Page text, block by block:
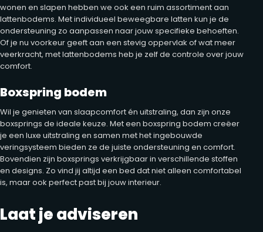
wonen en slapen hebben we ook een ruim assortiment aan
lattenbodems. Met individueel beweegbare latten kun je de
ondersteuning zo aanpassen naar jouw specifieke behoeften.
Of je nu voorkeur geeft aan een stevig oppervlak of wat meer
veerkracht, met lattenbodems heb je zelf de controle over jouw
comfort.
Boxspring bodem
Wil je genieten van slaapcomfort én uitstraling, dan zijn onze
boxsprings de ideale keuze. Met een boxspring bodem creëer
je een luxe uitstraling en samen met het ingebouwde
veringsysteem bieden ze de juiste ondersteuning en comfort.
Bovendien zijn boxsprings verkrijgbaar in verschillende stoffen
en designs. Zo vind jij altijd een bed dat niet alleen comfortabel
is, maar ook perfect past bij jouw interieur.
Laat je adviseren